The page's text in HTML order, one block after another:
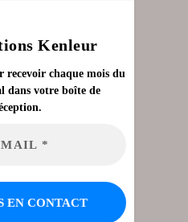
Kenleur
recevoir chaque mois du
dans votre boîte de